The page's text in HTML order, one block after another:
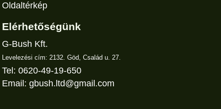
Oldaltérkép
Elérhetőségünk
G-Bush Kft.
Levelezési cím: 2132. Göd, Család u. 27.
Tel: 0620-49-19-650
Email:gbush.ltd@gmail.com